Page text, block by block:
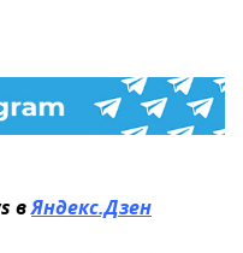
вЯндекс.Дзен